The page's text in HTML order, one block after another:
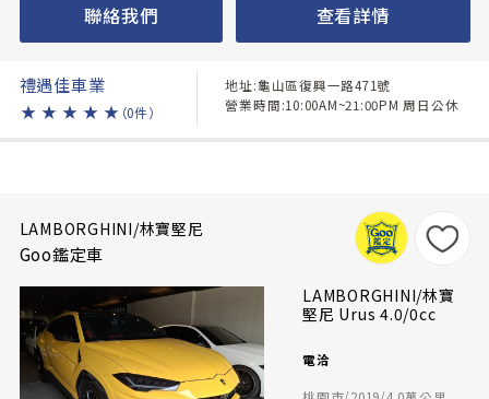
聯絡我們 查看詳情
禮遇佳車業
★ ★ ★ ★ ★ （0件）
地址:龜山區復興一路471號
營業時間:10:00AM~21:00PM 周日公休
LAMBORGHINI/林寶堅尼
Goo鑑定車
LAMBORGHINI/林寶
堅尼 Urus 4.0/0cc
電洽